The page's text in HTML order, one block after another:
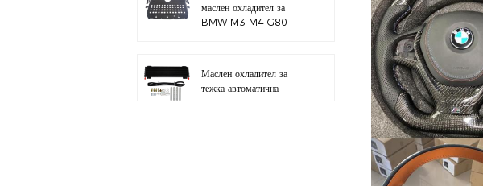
маслен охладител за
BMW M3 M4 G80
Маслен охладител за
тежка автоматична